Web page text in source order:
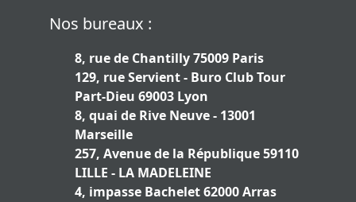
Nos bureaux :
8, rue de Chantilly 75009 Paris
129, rue Servient - Buro Club Tour
Part-Dieu 69003 Lyon
8, quai de Rive Neuve - 13001
Marseille
257, Avenue de la République 59110
LILLE - LA MADELEINE
4, impasse Bachelet 62000 Arras